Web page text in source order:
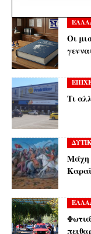
Οι
Τι
Μάχη